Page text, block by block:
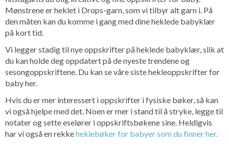
Mønstrene er heklet i Drops-garn, som vi tilbyr alt garn i. På
den måten kan du komme i gang med dine heklede babyklær
på kort tid.
Vi legger stadig til nye oppskrifter på heklede babyklær, slik at
du kan holde deg oppdatert på de nyeste trendene og
sesongoppskriftene. Du kan se våre siste hekleoppskrifter for
baby her.
Hvis du er mer interessert i oppskrifter i fysiske bøker, så kan
vi også hjelpe med det. Noen er mer i stand til å stryke, legge til
notater og sette eselører i oppskriftsbøkene sine. Heldigvis
har vi også en rekkeheklebøker for babyer som du finner her.